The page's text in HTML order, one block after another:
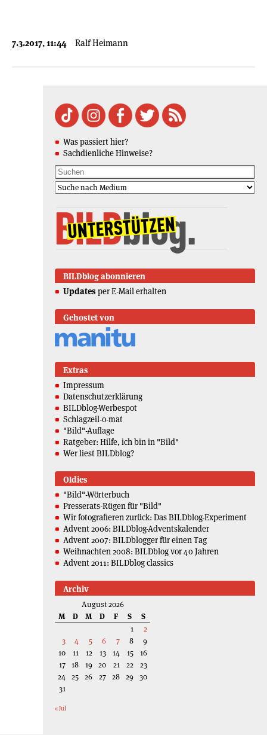
7.3.2017, 11:44 Ralf Heimann
Was passiert hier?
Sachdienliche Hinweise?
BILDblog abonnieren
Updates per E-Mail erhalten
Gehostet von
Extras
Impressum
Datenschutzerklärung
BILDblog-Werbespot
Schlagzeil-o-mat
"Bild"-Auflage
Ratgeber: Hilfe, ich bin in "Bild"
Wer liest BILDblog?
Oldies
"Bild"-Wörterbuch
Presserats-Rügen für "Bild"
Wir fotografieren zurück: Das BILDblog-Experiment
Advent 2006: BILDblog-Adventskalender
Advent 2007: BILDblogger für einen Tag
Weihnachten 2008: BILDblog vor 40 Jahren
Advent 2011: BILDblog classics
Archiv
August 2026
M
D M D F S
S
1
2
3
4 5 6 7 8
9
10
11 12 13 14 15
16
17 18 19 20 21 22
23
24 25 26 27 28 29 30
31
« Jul